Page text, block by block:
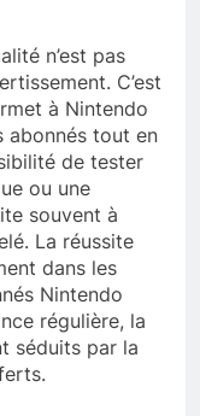
n’est pas
C’est
à Nintendo
abonnés tout en
de tester
ou une
souvent à
La réussite
dans les
Nintendo
régulière, la
séduits par la